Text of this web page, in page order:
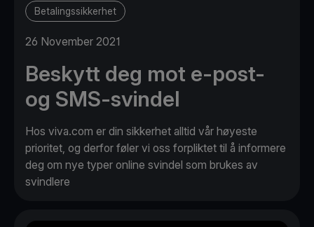
Betalingssikkerhet
26 November 2021
Beskytt deg mot e-post-
og SMS-svindel
Hos viva.com er din sikkerhet alltid vår høyeste
prioritet, og derfor føler vi oss forpliktet til å informere
deg om nye typer online svindel som brukes av
svindlere